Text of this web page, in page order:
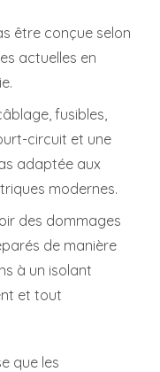
être conçue selon
actuelles en
fusibles,
circuit et une
adaptée aux
modernes.
des dommages
de manière
à un isolant
et tout
que les